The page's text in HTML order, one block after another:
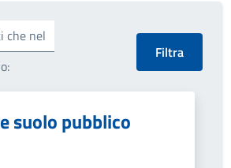
che nel
suolo pubblico